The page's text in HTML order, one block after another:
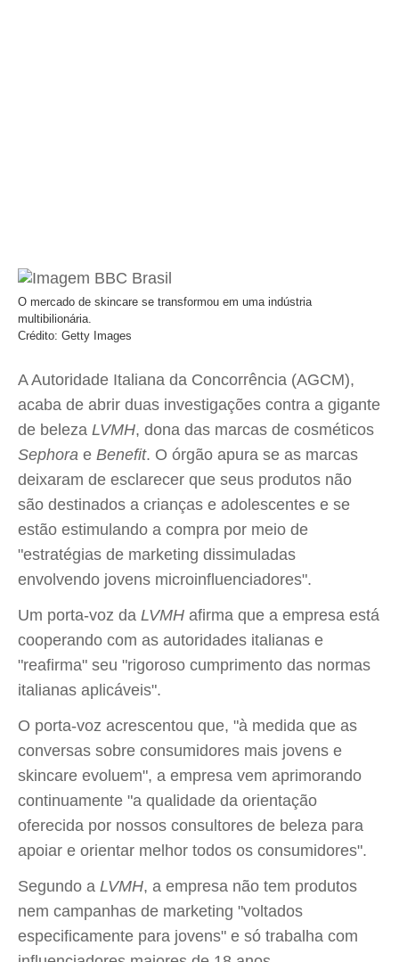
O mercado de skincare se transformou em uma indústria
multibilionária.
Crédito: Getty Images
A Autoridade Italiana da Concorrência (AGCM),
acaba de abrir duas investigações contra a gigante
de beleza LVMH, dona das marcas de cosméticos
Sephora e Benefit. O órgão apura se as marcas
deixaram de esclarecer que seus produtos não
são destinados a crianças e adolescentes e se
estão estimulando a compra por meio de
"estratégias de marketing dissimuladas
envolvendo jovens microinfluenciadores".
Um porta-voz da LVMH afirma que a empresa está
cooperando com as autoridades italianas e
"reafirma" seu "rigoroso cumprimento das normas
italianas aplicáveis".
O porta-voz acrescentou que, "à medida que as
conversas sobre consumidores mais jovens e
skincare evoluem", a empresa vem aprimorando
continuamente "a qualidade da orientação
oferecida por nossos consultores de beleza para
apoiar e orientar melhor todos os consumidores".
Segundo a LVMH, a empresa não tem produtos
nem campanhas de marketing "voltados
especificamente para jovens" e só trabalha com